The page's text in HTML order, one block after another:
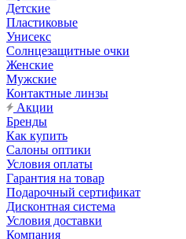
Детские
Пластиковые
Унисекс
Солнцезащитные очки
Женские
Мужские
Контактные линзы
Акции
Бренды
Как купить
Салоны оптики
Условия оплаты
Гарантия на товар
Подарочный сертификат
Дисконтная система
Условия доставки
Компания